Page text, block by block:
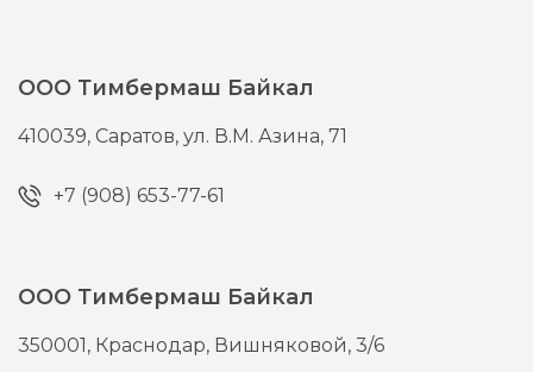
ООО Тимбермаш Байкал
410039, Саратов,ул. В.М. Азина, 71
+7 (908) 653-77-61
ООО Тимбермаш Байкал
350001, Краснодар, Вишняковой, 3/6